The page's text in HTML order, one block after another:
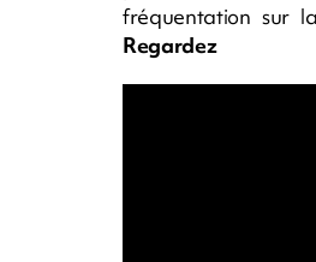
fréquentation sur
Regardez